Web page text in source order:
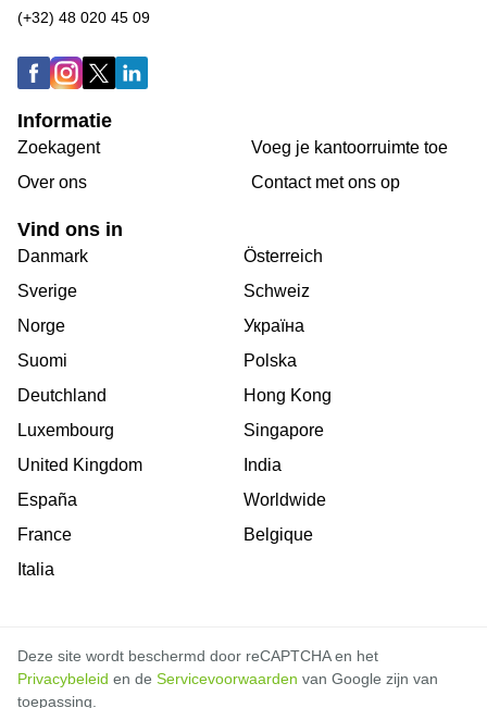
(+32) 48 020 45 09
Informatie
Zoekagent
Over ons
Voeg je kantoorruimte toe
Сontact met ons op
Vind ons in
Danmark
Sverige
Norge
Suomi
Deutchland
Luxembourg
United Kingdom
España
France
Italia
Österreich
Schweiz
Україна
Polska
Hong Kong
Singapore
India
Worldwide
Belgique
Deze site wordt beschermd door reCAPTCHA en het
Privacybeleid en de Servicevoorwaarden van Google zijn van
toepassing.